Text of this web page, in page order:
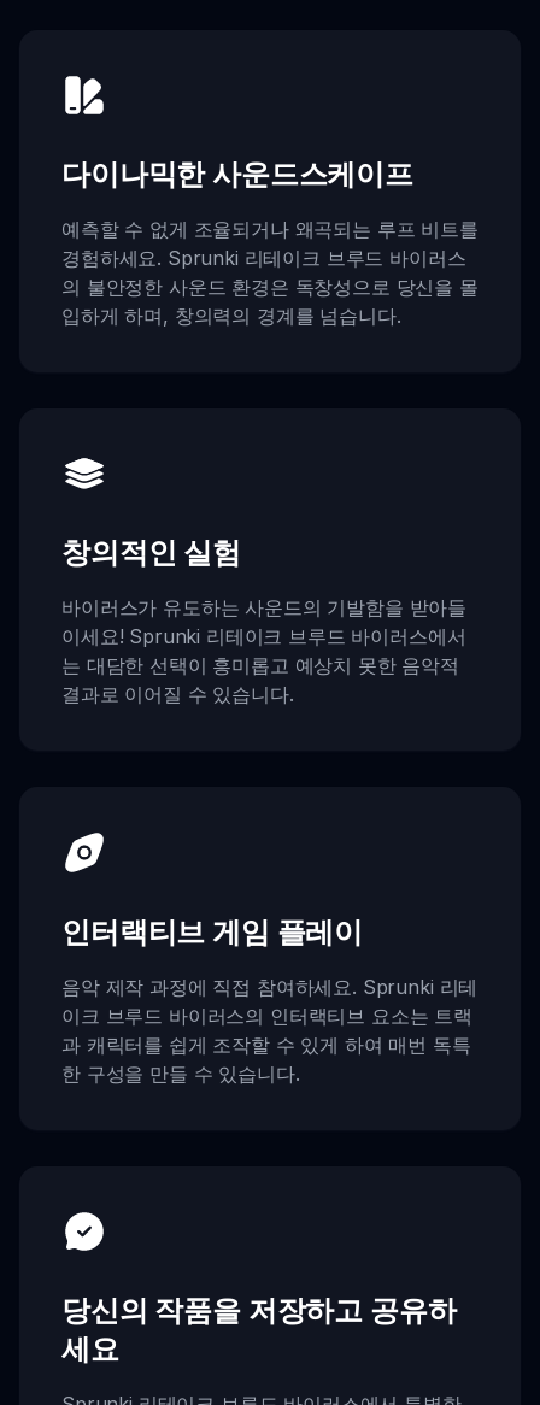
다이나믹한 사운드스케이프
예측할 수 없게 조율되거나 왜곡되는 루프 비트를
경험하세요. Sprunki 리테이크 브루드 바이러스
의 불안정한 사운드 환경은 독창성으로 당신을 몰
입하게 하며, 창의력의 경계를 넘습니다.
창의적인 실험
바이러스가 유도하는 사운드의 기발함을 받아들
이세요! Sprunki 리테이크 브루드 바이러스에서
는 대담한 선택이 흥미롭고 예상치 못한 음악적
결과로 이어질 수 있습니다.
인터랙티브 게임 플레이
음악 제작 과정에 직접 참여하세요. Sprunki 리테
이크 브루드 바이러스의 인터랙티브 요소는 트랙
과 캐릭터를 쉽게 조작할 수 있게 하여 매번 독특
한 구성을 만들 수 있습니다.
당신의 작품을 저장하고 공유하
세요